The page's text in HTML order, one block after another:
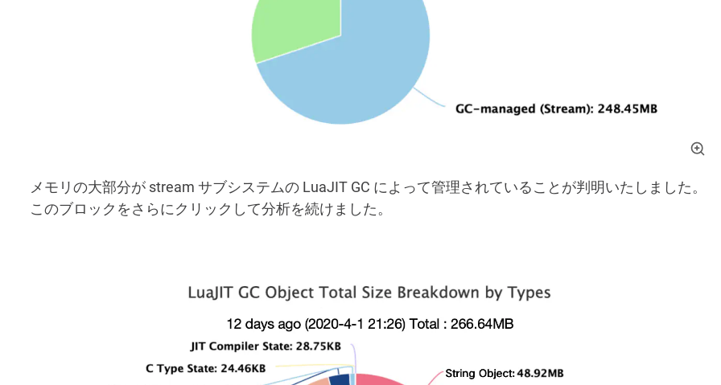
メモリの大部分が stream サブシステムの LuaJIT GC によって管理されていることが判明いたしました。
このブロックをさらにクリックして分析を続けました。